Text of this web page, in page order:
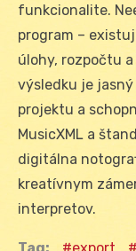
funkcionalite.
program –
úlohy, rozpočtu
výsledku je jasný
projektu a
MusicXML a
digitálna
kreatívnym
interpretov.